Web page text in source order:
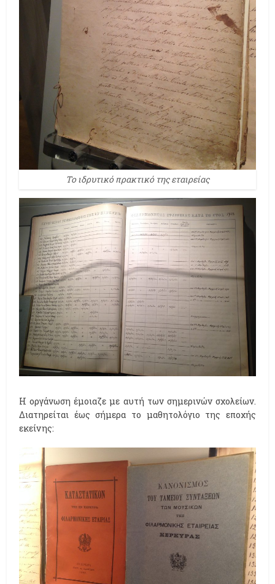
Το ιδρυτικό πρακτικό της εταιρείας
Η οργάνωση έμοιαζε με αυτή των σημερινών σχολείων.
Διατηρείται έως σήμερα το μαθητολόγιο της εποχής
εκείνης: